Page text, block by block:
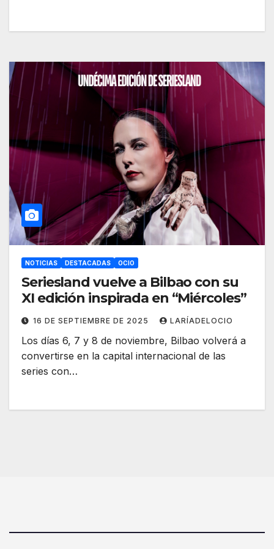
NOTICIAS DESTACADAS OCIO
Seriesland vuelve a Bilbao con su
XI edición inspirada en “Miércoles”
16 DE SEPTIEMBRE DE 2025 LARÍADELOCIO
Los días 6, 7 y 8 de noviembre, Bilbao volverá a
convertirse en la capital internacional de las
series con…